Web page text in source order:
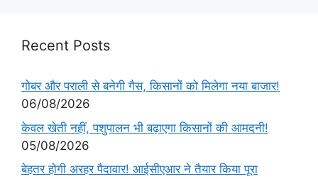
Recent Posts
गोबर और पराली से बनेगी गैस, किसानों को मिलेगा नया बाजार!
06/08/2026
केवल खेती नहीं, पशुपालन भी बढ़ाएगा किसानों की आमदनी!
05/08/2026
बेहतर होगी अरहर पैदावार! आईसीएआर ने तैयार किया पूरा